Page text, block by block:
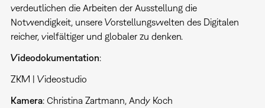
verdeutlichen die Arbeiten der Ausstellung die
Notwendigkeit, unsere Vorstellungswelten des Digitalen
reicher, vielfältiger und globaler zu denken.
Videodokumentation:
ZKM | Videostudio
Kamera: Christina Zartmann, Andy Koch